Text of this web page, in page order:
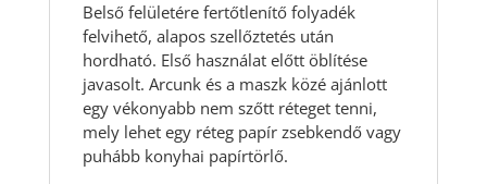
Belső felületére fertőtlenítő folyadék
felvihető, alapos szellőztetés után
hordható. Első használat előtt öblítése
javasolt. Arcunk és a maszk közé ajánlott
egy vékonyabb nem szőtt réteget tenni,
mely lehet egy réteg papír zsebkendő vagy
puhább konyhai papírtörlő.